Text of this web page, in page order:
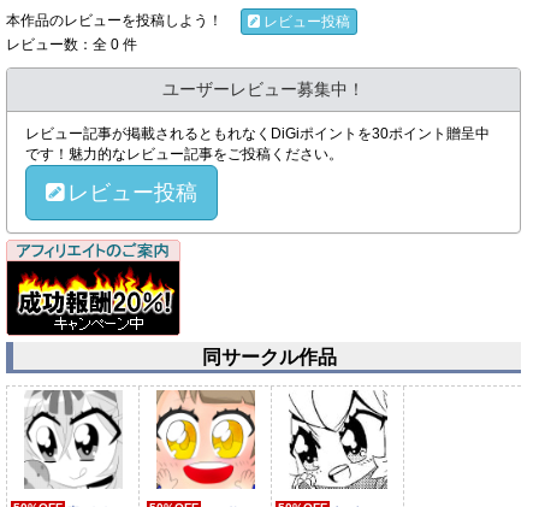
本作品のレビューを投稿しよう！
レビュー投稿
レビュー数：全 0 件
ユーザーレビュー募集中！
レビュー記事が掲載されるともれなくDiGiポイントを30ポイント贈呈中
です！魅力的なレビュー記事をご投稿ください。
レビュー投稿
同サークル作品